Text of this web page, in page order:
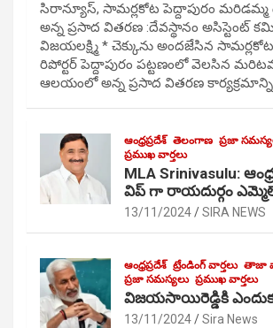
సిరాన్యూస్, సామర్లకోట పెద్దాపురం మరిడమ్మ
అన్న ప్రసాద వితరణ :దేవస్థానం అసిస్టెంట్
విజయలక్ష్మి * చెక్కును అందజేసిన
రిపోర్టర్ పెద్దాపురం పట్టణంలో వెలసిన
ఆలయంలో అన్న ప్రసాద వితరణ కార్యక్రమాన్ని
ఆంధ్రప్రదేశ్ తెలంగాణ ప్రజా
ప్రముఖ వార్తలు
MLA Srinivasulu:
విప్ గా రాయదుర్గం
13/11/2024 SIRA NEWS
ఆంధ్రప్రదేశ్ ట్రేండింగ్ వార్తలు తాజా
ప్రజా సమస్యలు ప్రముఖ వార్తలు
విజయసాయిరెడ్డికి
13/11/2024 Sira News